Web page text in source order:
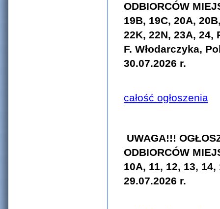
ODBIORCÓW
19B, 19C, 20A,
22K, 22N, 23A, 24,
F. Włodarczyka,
30.07.2026 r.
całość ogłoszenia
UWAGA!!!
ODBIORCÓW
10A, 11, 12, 13,
29.07.2026 r.